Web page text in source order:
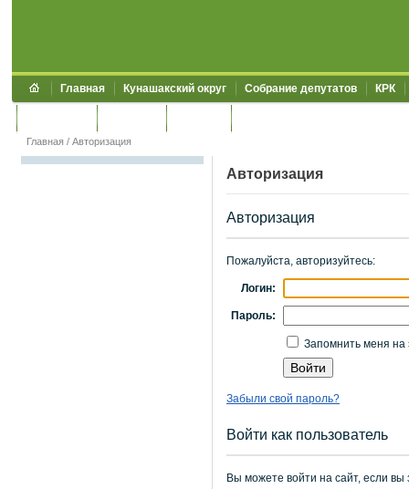
Главная Кунашакский округ Собрание депутатов КРК
Главная / Авторизация
Авторизация
Авторизация
Пожалуйста, авторизуйтесь:
Логин:
Пароль:
Запомнить меня на
Забыли свой пароль?
Войти как пользователь
Вы можете войти на сайт, если вы